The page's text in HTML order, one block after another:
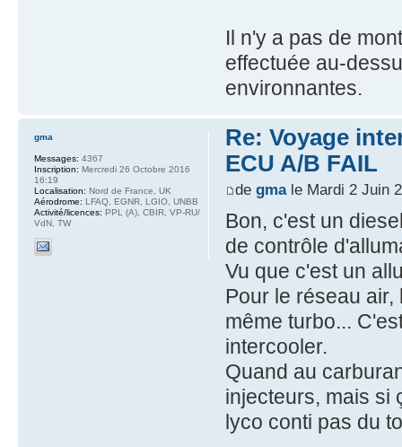
Il n'y a pas de
effectuée au-
environnantes.
Re: Voyage
ECU A/B FAIL
de gmale Mardi 2 Juin
Bon, c'est un
de contrôle
Vu que c'est un
Pour le réseau
même turbo...
intercooler.
Quand au
injecteurs, mais si
lyco conti pas du
gma
Messages: 4367
Inscription: Mercredi 26 Octobre 2016
16:19
Localisation: Nord de France, UK
Aérodrome: LFAQ, EGNR, LGIO, UNBB
Activité/licences: PPL (A), CBIR, VP-RU/
VdN, TW